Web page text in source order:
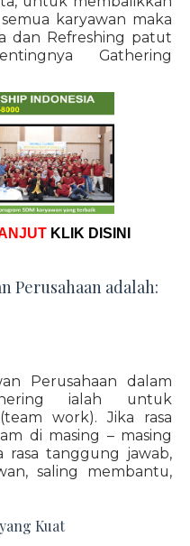
karyawan maka
dan Refreshing patut
Gathering
KLIK DISINI
Perusahaan adalah:
Perusahaan dalam
ialah untuk
work). Jika rasa
di masing – masing
rasa tanggung jawab,
saling membantu,
Kuat